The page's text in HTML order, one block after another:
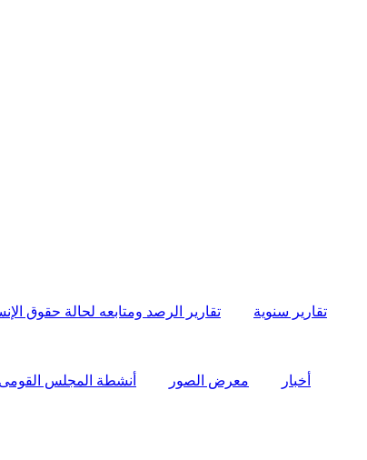
تقارير سنوية
تقارير الرصد ومتابعه لحالة حقوق
أخبار
معرض الصور أنشطة المجلس القومى